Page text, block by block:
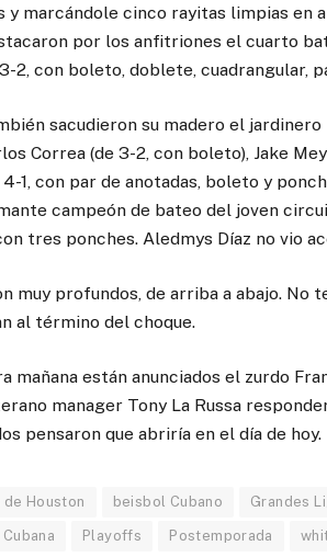
y marcándole cinco rayitas limpias en
por los anfitriones el cuarto
2, con boleto, doblete, cuadrangular,
sacudieron su madero el
Correa (de 3-2, con boleto), Jake
4-1, con par de anotadas, boleto y
campeón de bateo del joven
tres ponches. Aledmys Díaz no vio
muy profundos, de arriba a abajo.
al término del choque.
mañana están anunciados el zurdo
manager Tony La Russa
pensaron que abriría en el día de hoy.
Houston beisbol Cubano Grandes
Playoffs Postemporada